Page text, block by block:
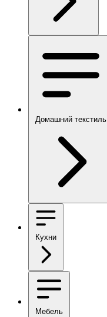
Домашний текстиль
Кухни
Мебель